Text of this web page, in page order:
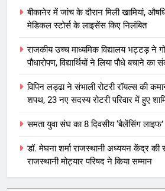
बीकानेर में जांच के दौरान मिली खामियां,
मेडिकल स्टोर्स के लाइसेंस किए निलंबित
राजकीय उच्च माध्यमिक विद्यालय भट्टड़ ने
पौधारोपण, विद्यार्थियों ने लिया पौधे बचाने का
विपिन लड्ढा ने संभाली रोटरी रॉयल्स की
शपथ, 23 नए सदस्य रोटरी परिवार में हुए
समता युवा संघ का 8 दिवसीय ‘बैलेंसिंग
डॉ. मेघना शर्मा राजस्थानी अध्ययन केंद्र
राजस्थानी मोट्यार परिषद ने किया सम्मान